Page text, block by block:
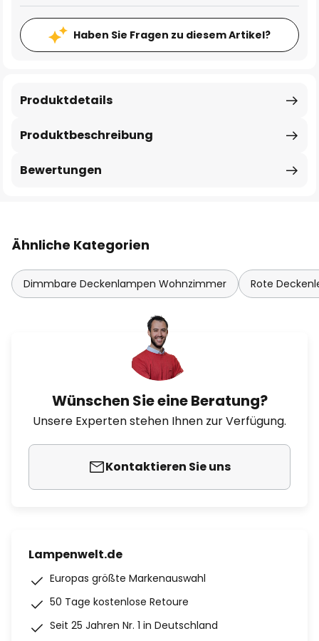
Haben Sie Fragen zu diesem Artikel?
Produktbeschreibung
Produktdetails
Bewertungen
Ähnliche Kategorien
Dimmbare Deckenlampen Wohnzimmer Rote
Wünschen Sie eine Beratung?
Unsere Experten stehen Ihnen zur Verfügung.
Kontaktieren Sie uns
Lampenwelt.de
Europas größte Markenauswahl
50 Tage kostenlose Retoure
Seit 25 Jahren Nr. 1 in Deutschland